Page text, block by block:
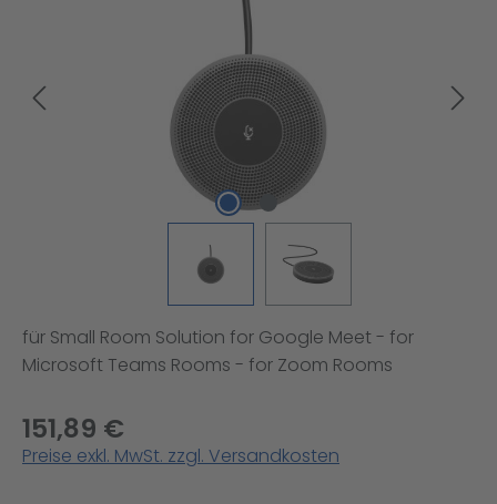
für Small Room Solution for Google Meet - for
Microsoft Teams Rooms - for Zoom Rooms
151,89 €
Preise exkl. MwSt. zzgl. Versandkosten